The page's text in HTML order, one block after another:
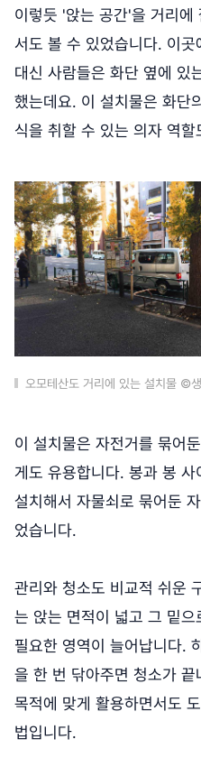
이렇듯 '앉는 공간'을 거리에
서도 볼 수 있었습니다. 이
대신 사람들은 화단 옆에 있
했는데요. 이 설치물은 화단
식을 취할 수 있는 의자 역할
오모테산도 거리에 있는 설치물 ©
이 설치물은 자전거를 묶어
게도 유용합니다. 봉과 봉
설치해서 자물쇠로 묶어둔
었습니다.
관리와 청소도 비교적 쉬운
는 앉는 면적이 넓고 그 밑
필요한 영역이 늘어납니다.
을 한 번 닦아주면 청소가
목적에 맞게 활용하면서도
법입니다.